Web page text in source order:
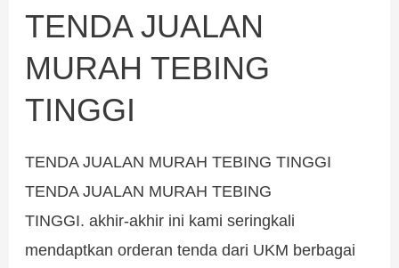
TENDA JUALAN
MURAH TEBING
TINGGI
TENDA JUALAN MURAH TEBING TINGGI
TENDA JUALAN MURAH TEBING
TINGGI. akhir-akhir ini kami seringkali
mendaptkan orderan tenda dari UKM berbagai
TENDA
MURAH
TEBING